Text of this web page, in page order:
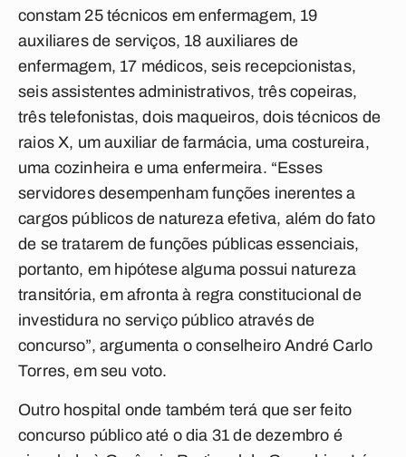
constam 25 técnicos em enfermagem, 19
auxiliares de serviços, 18 auxiliares de
enfermagem, 17 médicos, seis recepcionistas,
seis assistentes administrativos, três copeiras,
três telefonistas, dois maqueiros, dois técnicos de
raios X, um auxiliar de farmácia, uma costureira,
uma cozinheira e uma enfermeira. “Esses
servidores desempenham funções inerentes a
cargos públicos de natureza efetiva, além do fato
de se tratarem de funções públicas essenciais,
portanto, em hipótese alguma possui natureza
transitória, em afronta à regra constitucional de
investidura no serviço público através de
concurso”, argumenta o conselheiro André Carlo
Torres, em seu voto.
Outro hospital onde também terá que ser feito
concurso público até o dia 31 de dezembro é